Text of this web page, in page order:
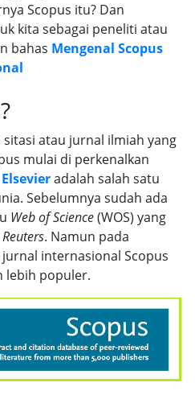
Scopus itu? Dan
kita sebagai peneliti atau
bahas Mengenal Scopus
atau jurnal ilmiah yang
mulai di perkenalkan
Elsevieradalah salah satu
Sebelumnya sudah ada
Web of Science(WOS) yang
. Namun pada
internasional Scopus
lebih populer.